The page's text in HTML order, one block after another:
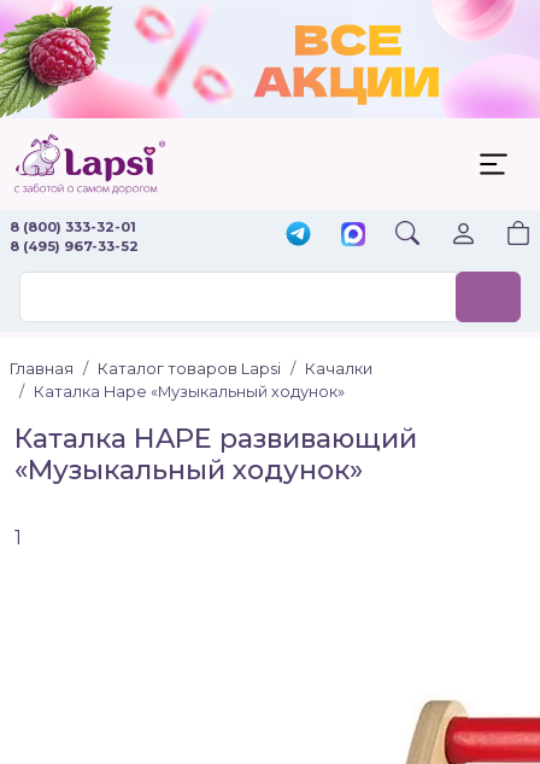
8 (800) 333-32-01
8 (495) 967-33-52
Главная Каталог товаров Lapsi
Качалки
Каталка Hape «Музыкальный ходунок»
Каталка HAPE развивающий
«Музыкальный ходунок»
1